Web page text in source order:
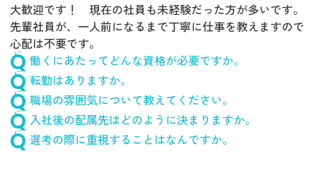
大歓迎です！ 現在の社員も未経験だった方が多いです。
先輩社員が、一人前になるまで丁寧に仕事を教えますので
心配は不要です。
働くにあたってどんな資格が必要ですか。
転勤はありますか。
職場の雰囲気について教えてください。
入社後の配属先はどのように決まりますか。
選考の際に重視することはなんですか。